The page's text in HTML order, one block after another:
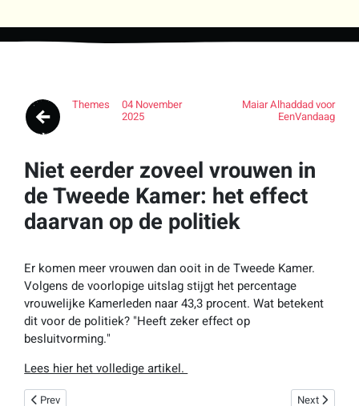
Themes 04 November
2025
Maiar Alhaddad voor
EenVandaag
Niet eerder zoveel vrouwen in
de Tweede Kamer: het effect
daarvan op de politiek
Er komen meer vrouwen dan ooit in de Tweede Kamer.
Volgens de voorlopige uitslag stijgt het percentage
vrouwelijke Kamerleden naar 43,3 procent. Wat betekent
dit voor de politiek? "Heeft zeker effect op
besluitvorming."
Lees hier het volledige artikel.
Previous article: Influencer, bokser, pleitbezorger van Trump: Jake
Prev Next article:
Next